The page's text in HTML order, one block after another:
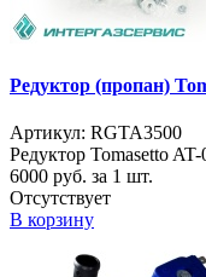
Редуктор (пропан)
Артикул: RGTA3500
Редуктор Tomasetto
6000 руб. за 1 шт.
Отсутствует
В корзину